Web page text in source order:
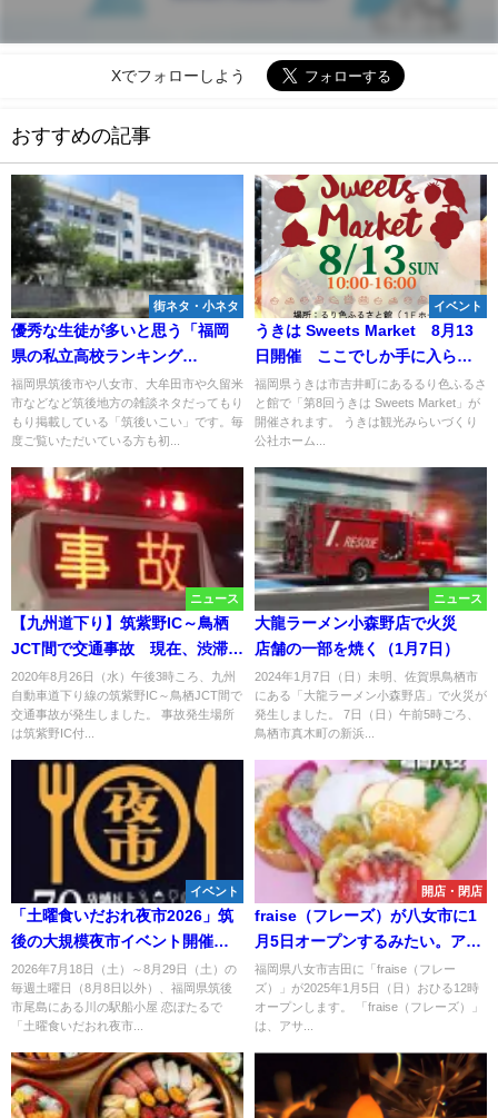
Xでフォローしよう
おすすめの記事
街ネタ・小ネタ
優秀な生徒が多いと思う「福岡
県の私立高校ランキング
TOP20」に筑後地方の高校が3校
ランクインしてる！
福岡県筑後市や八女市、大牟田市や久留米
市などなど筑後地方の雑談ネタだってもり
もり掲載している「筑後いこい」です。毎
度ご覧いただいている方も初...
イベント
うきは Sweets Market 8月13
日開催 ここでしか手に入らな
いスイーツや飲み物の販売な
ど！
福岡県うきは市吉井町にあるるり色ふるさ
と館で「第8回うきは Sweets Market」が
開催されます。 うきは観光みらいづくり
公社ホーム...
ニュース
【九州道下り】筑紫野IC～鳥栖
JCT間で交通事故 現在、渋滞が
発生中
2020年8月26日（水）午後3時ころ、九州
自動車道下り線の筑紫野IC～鳥栖JCT間で
交通事故が発生しました。 事故発生場所
は筑紫野IC付...
ニュース
大龍ラーメン小森野店で火災
店舗の一部を焼く（1月7日）
2024年1月7日（日）未明、佐賀県鳥栖市
にある「大龍ラーメン小森野店」で火災が
発生しました。 7日（日）午前5時ごろ、
鳥栖市真木町の新浜...
イベント
「土曜食いだおれ夜市2026」筑
後の大規模夜市イベント開催！
70店舗以上が週替わりで大集合
（筑後市）
2026年7月18日（土）～8月29日（土）の
毎週土曜日（8月8日以外）、福岡県筑後
市尾島にある川の駅船小屋 恋ぼたるで
「土曜食いだおれ夜市...
開店・閉店
fraise（フレーズ）が八女市に1
月5日オープンするみたい。アサ
イーボウルとグリークヨーグル
トとクレープの店
福岡県八女市吉田に「fraise（フレー
ズ）」が2025年1月5日（日）おひる12時
オープンします。 「fraise（フレーズ）」
は、アサ...